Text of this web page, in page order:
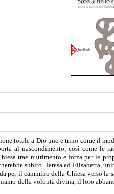
totale a Dio uno e trino come il
al nascondimento, così come le
trae nutrimento e forza per le
subito. Teresa ed Elisabetta,
per il cammino della Chiesa verso
della volontà divina, il loro